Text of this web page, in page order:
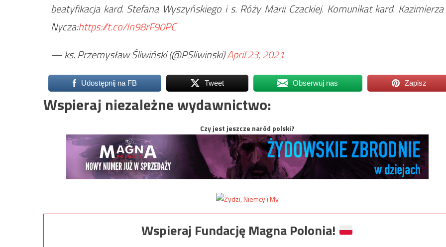
beatyfikacja kard. Stefana Wyszyńskiego i s. Róży Marii Czackiej. Komunikat kard. Kazimierza
Nycza:https://t.co/In98rF90PC
— ks. Przemysław Śliwiński (@PSliwinski)April 23, 2021
Udostępnij na FB Tweet Obserwuj nas Zapisz
Wspieraj niezależne wydawnictwo:
Czy jest jeszcze naród polski?
Wspieraj Fundację Magna Polonia!